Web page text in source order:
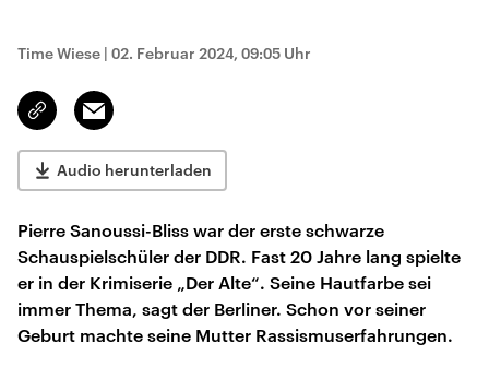
Time Wiese | 02. Februar 2024, 09:05 Uhr
Link
kopieren/teilen
Email
Audio herunterladen
Pierre Sanoussi-Bliss war der erste schwarze
Schauspielschüler der DDR. Fast 20 Jahre lang spielte
er in der Krimiserie „Der Alte“. Seine Hautfarbe sei
immer Thema, sagt der Berliner. Schon vor seiner
Geburt machte seine Mutter Rassismuserfahrungen.